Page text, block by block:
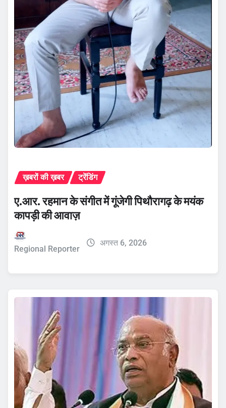
ख़बरों की ख़बर ट्रेंडिंग
ए.आर. रहमान के संगीत में गूंजेगी पिथौरागढ़ के मयंक
कापड़ी की आवाज़
Regional Reporter
अगस्त 6, 2026